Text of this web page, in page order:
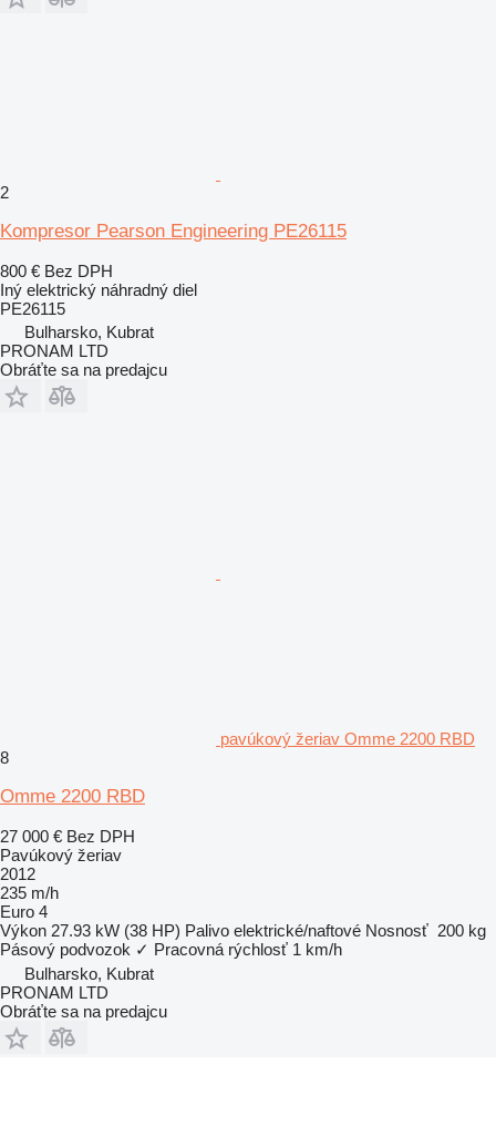
2
Kompresor Pearson Engineering PE26115
800 € Bez DPH
Iný elektrický náhradný diel
PE26115
Bulharsko, Kubrat
PRONAM LTD
Obráťte sa na predajcu
pavúkový žeriav Omme 2200 RBD
8
Omme 2200 RBD
27 000 € Bez DPH
Pavúkový žeriav
2012
235 m/h
Euro 4
Výkon 27.93 kW (38 HP) Palivo elektrické/naftové Nosnosť 200 kg
Pásový podvozok ✓ Pracovná rýchlosť 1 km/h
Bulharsko, Kubrat
PRONAM LTD
Obráťte sa na predajcu